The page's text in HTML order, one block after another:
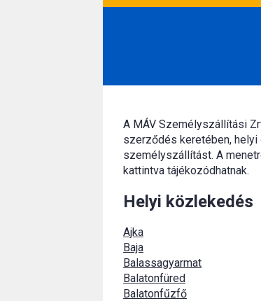
A MÁV Személyszállítási
szerződés keretében,
személyszállítást. A
kattintva tájékozódhatnak.
Helyi közlekedés
Ajka
Baja
Balassagyarmat
Balatonfüred
Balatonfűzfő